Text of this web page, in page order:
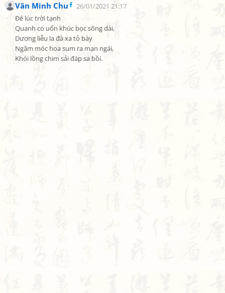
Văn Minh Chu
26/01/2021 21:17
Đê lúc trời tạnh
Quanh co uốn khúc bọc sông dài,
Dương liễu la đà xa tỏ bày
Ngậm móc hoa sum ra mạn ngái,
Khói lồng chim sải đáp sa bồi.